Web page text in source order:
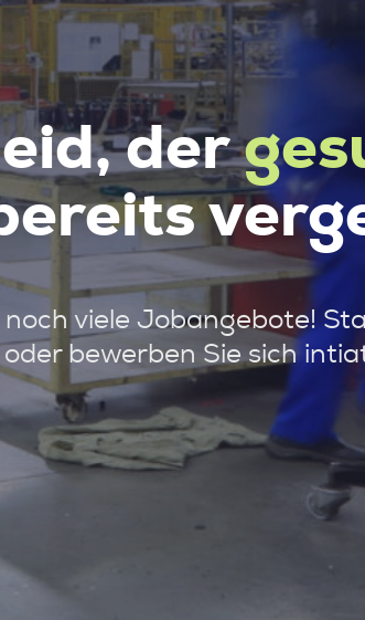
der
viele Jobangebote!
oder bewerben Sie sich